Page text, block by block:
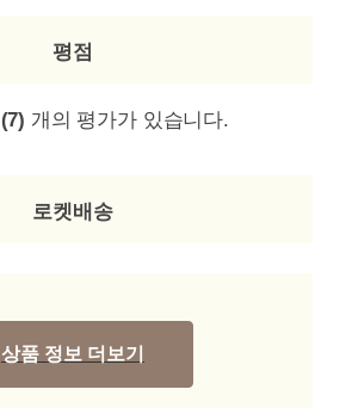
평점
(7) 개의 평가가 있습니다.
로켓배송
상품 정보 더보기